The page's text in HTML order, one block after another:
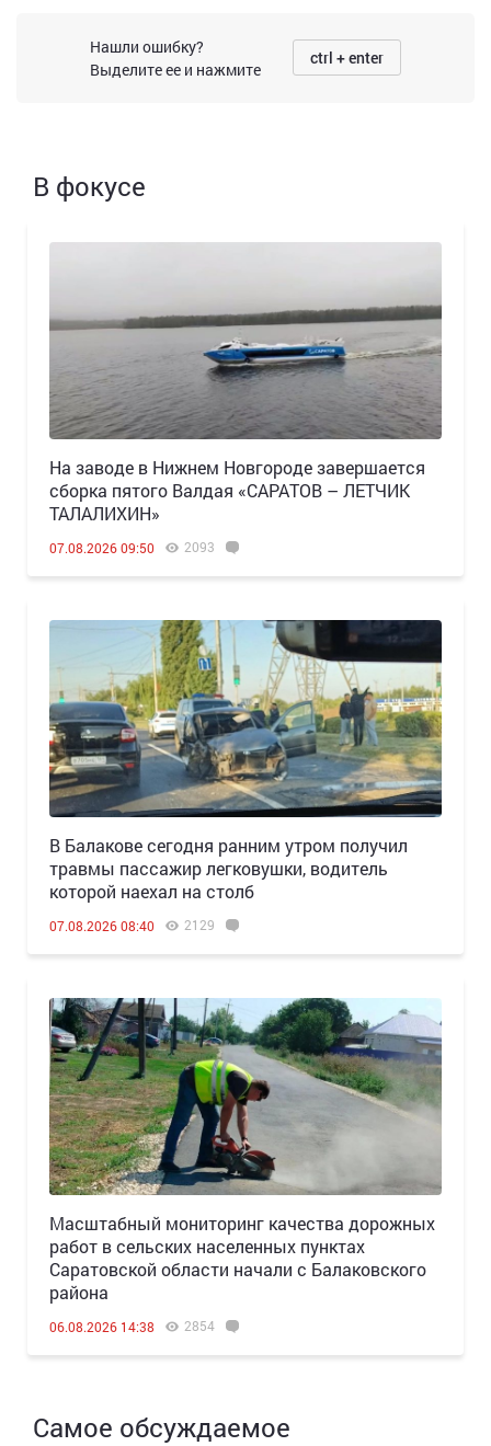
Нашли ошибку?
Выделите ее и нажмите
ctrl + enter
В фокусе
Н️а заводе в Нижнем Новгороде завершается
сборка пятого Валдая «САРАТОВ – ЛЕТЧИК
ТАЛАЛИХИН»
07.08.2026 09:50 2093
В Балакове сегодня ранним утром получил
травмы пассажир легковушки, водитель
которой наехал на столб
07.08.2026 08:40 2129
Масштабный мониторинг качества дорожных
работ в сельских населенных пунктах
Саратовской области начали с Балаковского
района
06.08.2026 14:38 2854
Самое обсуждаемое